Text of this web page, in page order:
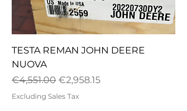
TESTA REMAN JOHN DEERE
NUOVA
Regular Price
€4,551.00 Sale Price
€2,958.15
Excluding Sales Tax